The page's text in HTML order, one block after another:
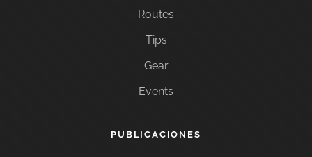
Routes
Tips
Gear
Events
PUBLICACIONES